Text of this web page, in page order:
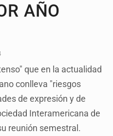
AÑO
que en la actualidad
conlleva "riesgos
de expresión y de
Interamericana de
reunión semestral.